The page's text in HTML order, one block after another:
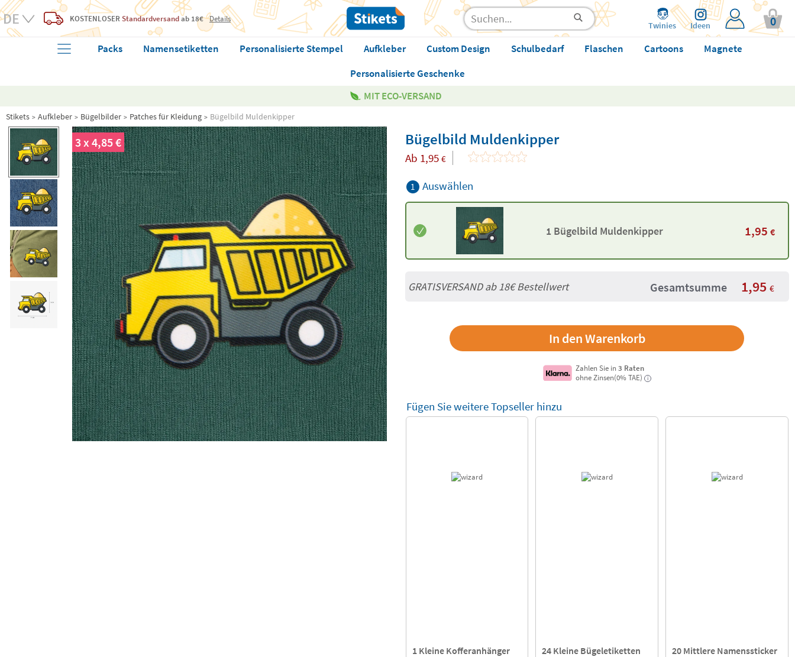
KOSTENLOSER Standardversandab 18€ Details
Twinies Ideen 0
Packs Namensetiketten Personalisierte Stempel Aufkleber Custom Design Schulbedarf Flaschen Cartoons
Magnete
Personalisierte Geschenke
MIT ECO-VERSAND
Stikets Aufkleber Bügelbilder Patches für Kleidung Bügelbild Muldenkipper
3 x 4,85 € Bügelbild Muldenkipper
Ab 1,95 €
1 Auswählen
1 Bügelbild Muldenkipper 1,95 €
GRATISVERSAND ab18€Bestellwert Gesamtsumme 1,95 €
Zahlen Sie in3 Raten
ohne Zinsen(0% TAE)
i
Fügen Sie weitere Topseller hinzu
1 Kleine Kofferanhänger 24 Kleine Bügeletiketten 20 Mittlere Namenssticker